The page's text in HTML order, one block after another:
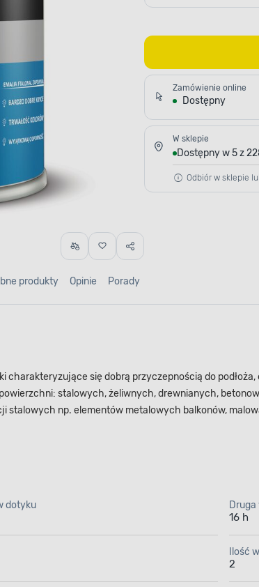
Zamówienie online
Dostępny
W sklepie
Dostępny w 5 z
Odbiór w sklepie
produkty Opinie Porady
charakteryzujące się dobrą przyczepnością do
stalowych, żeliwnych, drewnianych,
stalowych np. elementów metalowych balkonów,
dotyku
16 h
Ilość
2